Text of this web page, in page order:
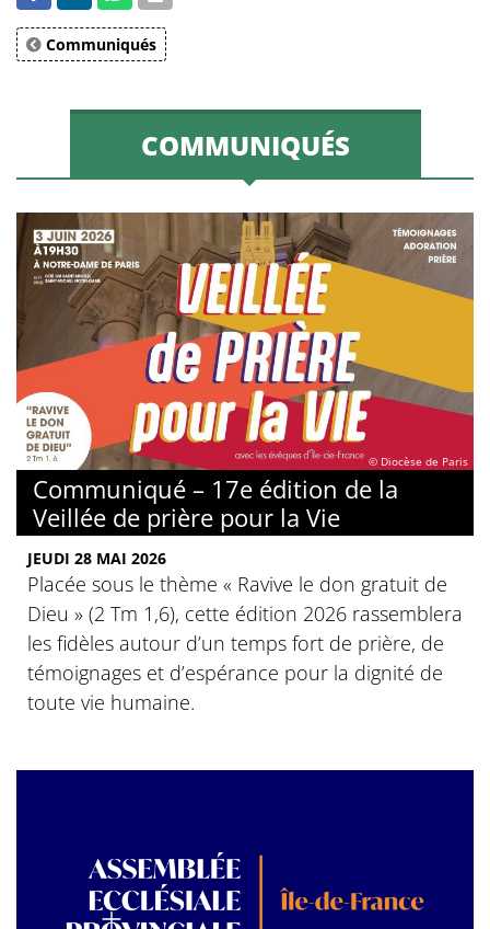
Communiqués
COMMUNIQUÉS
© Diocèse de Paris
Communiqué – 17e édition de la
Veillée de prière pour la Vie
JEUDI 28 MAI 2026
Placée sous le thème « Ravive le don gratuit de
Dieu » (2 Tm 1,6), cette édition 2026 rassemblera
les fidèles autour d’un temps fort de prière, de
témoignages et d’espérance pour la dignité de
toute vie humaine.